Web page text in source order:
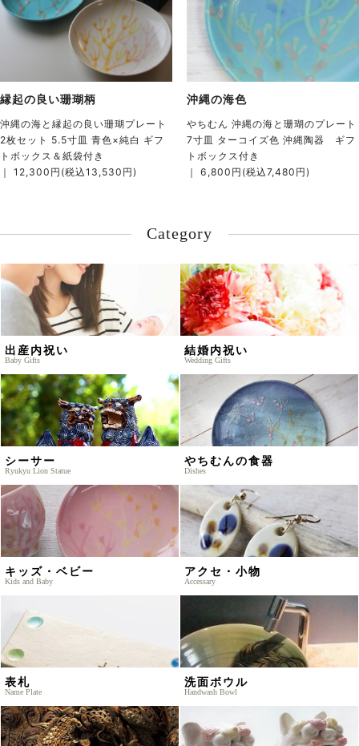
縁起の良い珊瑚柄
沖縄の海と縁起の良い珊瑚プレート
2枚セット 5.5寸皿 青色×純白 ギフ
トボックス＆紙袋付き
｜ 12,300円(税込13,530円)
沖縄の海色
やちむん 沖縄の海と珊瑚のプレート
7寸皿 ターコイズ色 沖縄陶器 ギフ
トボックス付き
｜ 6,800円(税込7,480円)
Category
出産内祝い
Baby Gifts
結婚内祝い
Wedding Gifts
シーサー
Ryukyu Lion Statue
やちむんの食器
Dishes
キッズ・ベビー
Kids and Baby
アクセ・小物
Accessary
表札
Name Plate
洗面ボウル
Handwash Bowl